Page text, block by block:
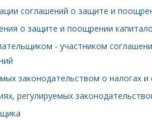
соглашений о защите и
о защите и поощрении
- участником
законодательством о налогах и
регулируемых